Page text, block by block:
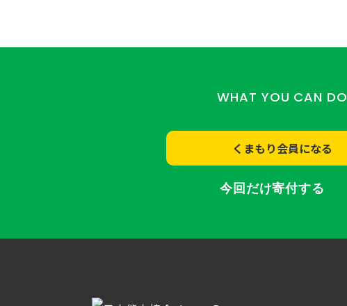
WHAT YOU CAN DO
くまもり会員になる
今回だけ寄付する